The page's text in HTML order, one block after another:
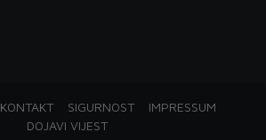
KONTAKT SIGURNOST
IMPRESSUM
DOJAVI VIJEST